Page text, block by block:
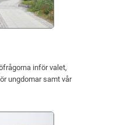
inför valet,
ungdomar samt vår